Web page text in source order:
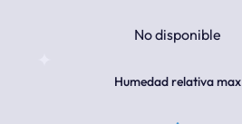
No disponible
Humedad relativa max